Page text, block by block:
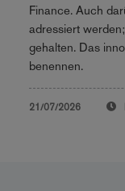
Finance. Auch
adressiert
gehalten. Das
benennen.
21/07/2026